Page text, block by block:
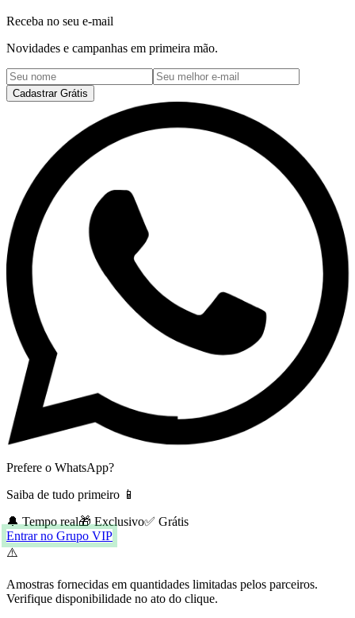
Receba no seu e-mail
Novidades e campanhas em primeira mão.
Cadastrar Grátis
Prefere o WhatsApp?
Saiba de tudo primeiro 📱
🔔 Tempo real🎁 Exclusivo✅ Grátis
Entrar no Grupo VIP
⚠️
Amostras fornecidas em quantidades limitadas pelos parceiros.
Verifique disponibilidade no ato do clique.